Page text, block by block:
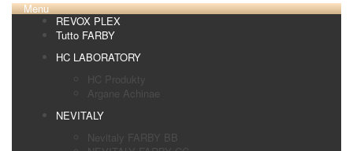
Menu
REVOX PLEX
Tutto FARBY
HC LABORATORY
HC Produkty
Argane Achinae
NEVITALY
Nevitaly FARBY BB